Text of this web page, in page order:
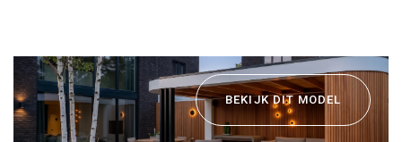
BEKIJK DIT MODEL